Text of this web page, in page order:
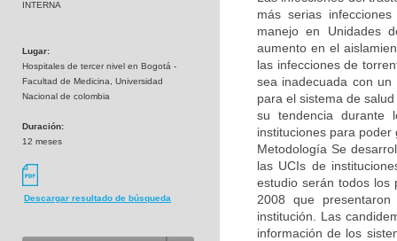
INTERNA
Lugar:
Hospitales de tercer nivel en Bogotá -
Facultad de Medicina, Universidad
Nacional de colombia
Duración:
12 meses
Descargar resultado de búsqueda
más serias
manejo en Unidades
aumento en el
las infecciones de
sea inadecuada con
para el sistema de
su tendencia durante
instituciones para
Metodología Se
las UCIs de
estudio serán todos los
2008 que
institución. Las
información de los